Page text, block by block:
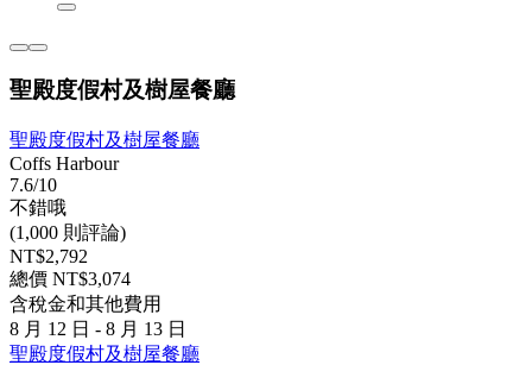
聖殿度假村及樹屋餐廳
聖殿度假村及樹屋餐廳
Coffs Harbour
7.6/10
不錯哦
(1,000 則評論)
NT$2,792
總價 NT$3,074
含稅金和其他費用
8 月 12 日 - 8 月 13 日
聖殿度假村及樹屋餐廳